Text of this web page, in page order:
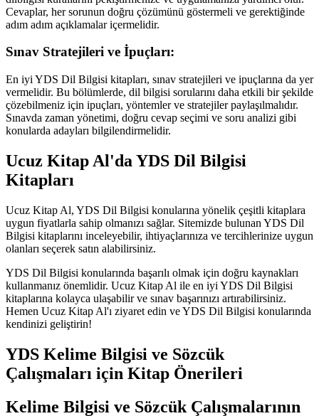
Cevaplar, her sorunun doğru çözümünü göstermeli ve gerektiğinde
adım adım açıklamalar içermelidir.
Sınav Stratejileri ve İpuçları:
En iyi YDS Dil Bilgisi kitapları, sınav stratejileri ve ipuçlarına da yer
vermelidir. Bu bölümlerde, dil bilgisi sorularını daha etkili bir şekilde
çözebilmeniz için ipuçları, yöntemler ve stratejiler paylaşılmalıdır.
Sınavda zaman yönetimi, doğru cevap seçimi ve soru analizi gibi
konularda adayları bilgilendirmelidir.
Ucuz Kitap Al'da YDS Dil Bilgisi
Kitapları
Ucuz Kitap Al, YDS Dil Bilgisi konularına yönelik çeşitli kitaplara
uygun fiyatlarla sahip olmanızı sağlar. Sitemizde bulunan YDS Dil
Bilgisi kitaplarını inceleyebilir, ihtiyaçlarınıza ve tercihlerinize uygun
olanları seçerek satın alabilirsiniz.
YDS Dil Bilgisi konularında başarılı olmak için doğru kaynakları
kullanmanız önemlidir. Ucuz Kitap Al ile en iyi YDS Dil Bilgisi
kitaplarına kolayca ulaşabilir ve sınav başarınızı artırabilirsiniz.
Hemen Ucuz Kitap Al'ı ziyaret edin ve YDS Dil Bilgisi konularında
kendinizi geliştirin!
YDS Kelime Bilgisi ve Sözcük
Çalışmaları için Kitap Önerileri
Kelime Bilgisi ve Sözcük Çalışmalarının